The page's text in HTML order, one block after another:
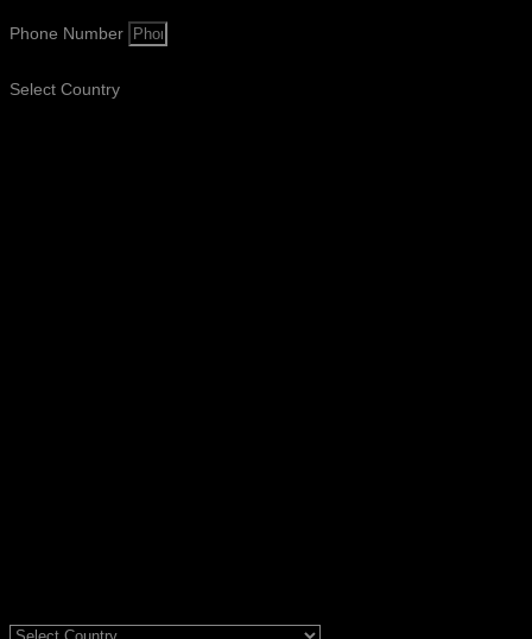
Phone Number
Select Country